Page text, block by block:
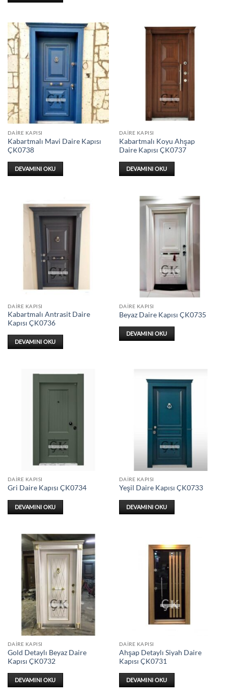
DAIRE KAPISI
Kabartmalı Mavi Daire Kapısı
ÇK0738
DEVAMINI OKU
DAIRE KAPISI
Kabartmalı Koyu Ahşap
Daire Kapısı ÇK0737
DEVAMINI OKU
DAIRE KAPISI
Kabartmalı Antrasit Daire
Kapısı ÇK0736
DEVAMINI OKU
DAIRE KAPISI
Beyaz Daire Kapısı ÇK0735
DEVAMINI OKU
DAIRE KAPISI
Gri Daire Kapısı ÇK0734
DEVAMINI OKU
DAIRE KAPISI
Yeşil Daire Kapısı ÇK0733
DEVAMINI OKU
DAIRE KAPISI
Gold Detaylı Beyaz Daire
Kapısı ÇK0732
DEVAMINI OKU
DAIRE KAPISI
Ahşap Detaylı Siyah Daire
Kapısı ÇK0731
DEVAMINI OKU